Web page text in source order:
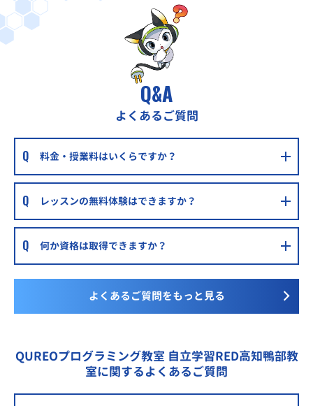
Q&A
よくあるご質問
料金・授業料はいくらですか？
レッスンの無料体験はできますか？
何か資格は取得できますか？
よくあるご質問をもっと見る
QUREOプログラミング教室 自立学習RED高知鴨部教
室に関するよくあるご質問